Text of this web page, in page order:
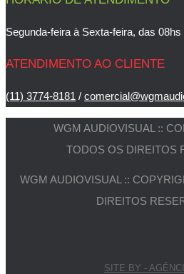
Segunda-feira à Sexta-feira, das 08hs
ATENDIMENTO AO CLIENTE
(11) 3774-8181 /
WGM AUDIOVISUAL ::
TODOS OS DIREITOS
WGM AUDIOVISUAL ::
DIREITOS
SITE BY -